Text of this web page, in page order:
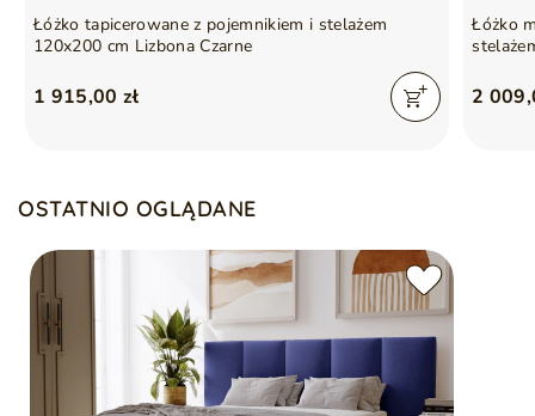
Łóżko tapicerowane z pojemnikiem i stelażem
120x200 cm Lizbona Czarne
1 915,00 zł
Łóżko
2
OSTATNIO OGLĄDANE